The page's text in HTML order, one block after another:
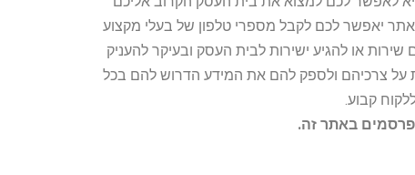
יאפשר לכם לקבל מספרי טלפון של בעלי מקצוע
או להגיע ישירות לבית העסק ובעיקר להעניק
על צרכיהם ולספק להם את המידע הדרוש להם בכל
קבוע.
באתר זה.